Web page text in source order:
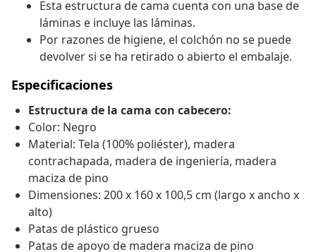
Esta estructura de cama cuenta con una base de
láminas e incluye las láminas.
Por razones de higiene, el colchón no se puede
devolver si se ha retirado o abierto el embalaje.
Especificaciones
Estructura de la cama con cabecero:
Color: Negro
Material: Tela (100% poliéster), madera
contrachapada, madera de ingeniería, madera
maciza de pino
Dimensiones: 200 x 160 x 100,5 cm (largo x ancho x
alto)
Patas de plástico grueso
Patas de apoyo de madera maciza de pino